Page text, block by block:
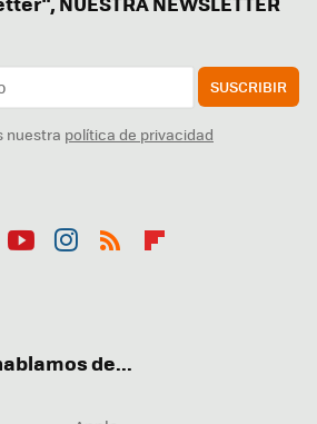
SUSCRIBIR
nuestra política de privacidad
de...